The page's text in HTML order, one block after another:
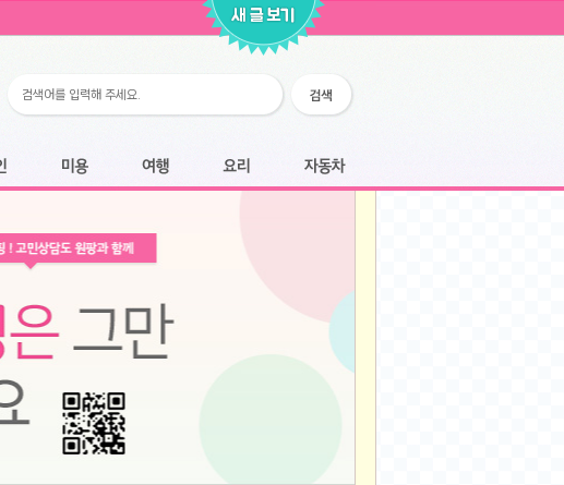
2026-02-25
2026-02-12
2026-02-06
2026-01-28
2026-01-07
2025-11-12
2025-11-12